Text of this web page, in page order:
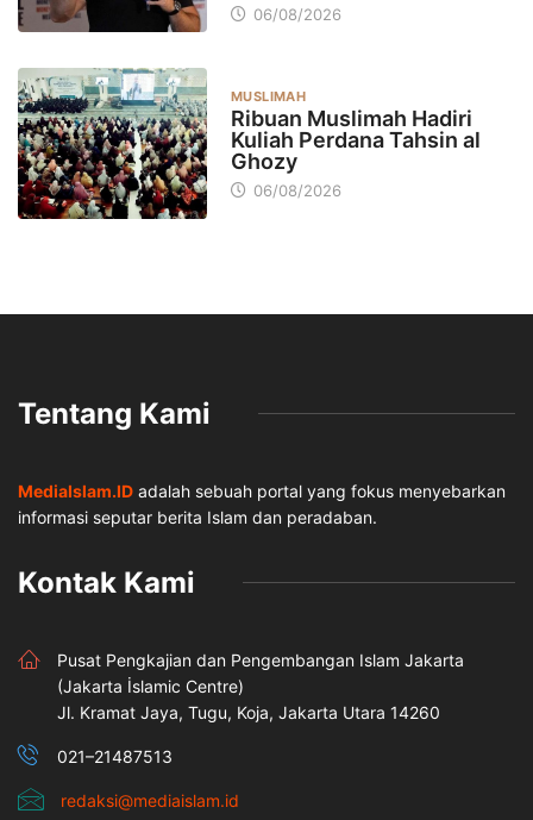
06/08/2026
MUSLIMAH
Ribuan Muslimah Hadiri
Kuliah Perdana Tahsin al
Ghozy
06/08/2026
Tentang Kami
MediaIslam.ID adalah sebuah portal yang fokus menyebarkan
informasi seputar berita Islam dan peradaban.
Kontak Kami
Pusat Pengkajian dan Pengembangan Islam Jakarta
(Jakarta İslamic Centre)
Jl. Kramat Jaya, Tugu, Koja, Jakarta Utara 14260
021–21487513
redaksi@mediaislam.id